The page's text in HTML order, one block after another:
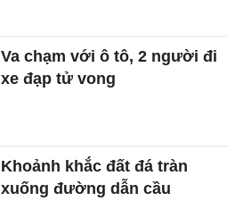
Va chạm với ô tô, 2 người đi
xe đạp tử vong
Khoảnh khắc đất đá tràn
xuống đường dẫn cầu